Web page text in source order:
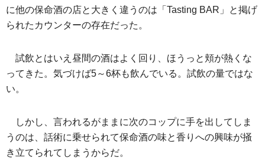
に他の保命酒の店と大きく違うのは「Tasting BAR」と掲げ
られたカウンターの存在だった。
試飲とはいえ昼間の酒はよく回り、ほうっと頬が熱くな
ってきた。気づけば5～6杯も飲んでいる。試飲の量ではな
い。
しかし、言われるがままに次のコップに手を出してしま
うのは、話術に乗せられて保命酒の味と香りへの興味が掻
き立てられてしまうからだ。